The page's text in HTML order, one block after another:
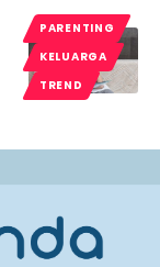
PARENTING
KELUARGA
TREND